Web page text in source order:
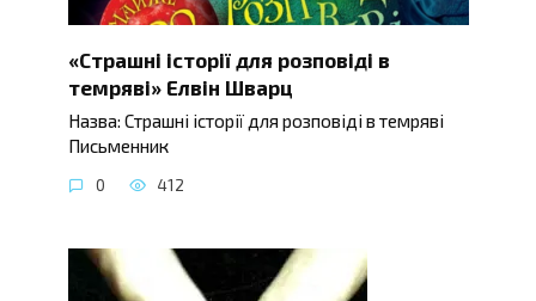
«Страшні історії для розповіді в
темряві» Елвін Шварц
Назва: Страшні історії для розповіді в темряві
Письменник
0 412